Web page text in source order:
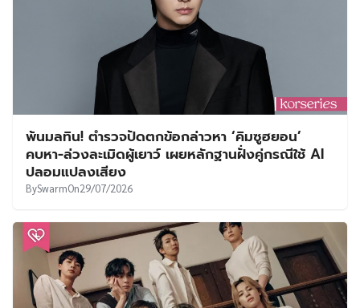
พ้นมลทิน! ตำรวจปัดตกข้อกล่าวหา ‘คิมซูฮยอน’
คบหา-ล่วงละเมิดผู้เยาว์ เผยหลักฐานฝั่งคู่กรณีใช้ AI
ปลอมแปลงเสียง
BySwarmOn29/07/2026